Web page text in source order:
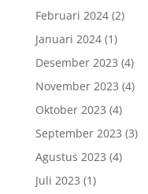
Februari 2024(2)
Januari 2024(1)
Desember 2023 (4)
November 2023 (4)
Oktober 2023 (4)
September 2023 (3)
Agustus 2023 (4)
Juli 2023 (1)